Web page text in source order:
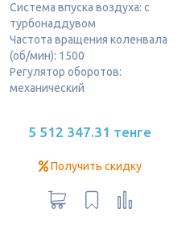
Система впуска воздуха: с
турбонаддувом
Частота вращения коленвала
(об/мин): 1500
Регулятор оборотов:
механический
5 512 347.31 тенге
Получить скидку